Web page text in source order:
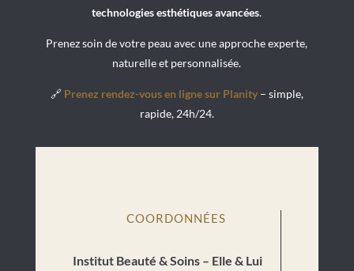
technologies esthétiques avancées.
Prenez soin de votre peau avec une approche experte,
naturelle et personnalisée.
🔗 Prenez rendez-vous en ligne sur Planity – simple,
rapide, 24h/24.
COORDONNÉES
Institut Beauté & Soins – Elle & Lui